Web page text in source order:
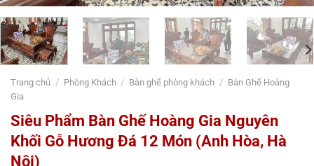
Trang chủ / Phòng Khách / Bàn ghế phòng khách / Bàn Ghế Hoàng
Gia
Siêu Phẩm Bàn Ghế Hoàng Gia Nguyên
Khối Gỗ Hương Đá 12 Món (Anh Hòa, Hà
Nội)